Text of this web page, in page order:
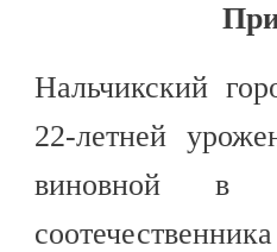
Нальчикский
22-летней
виновной в